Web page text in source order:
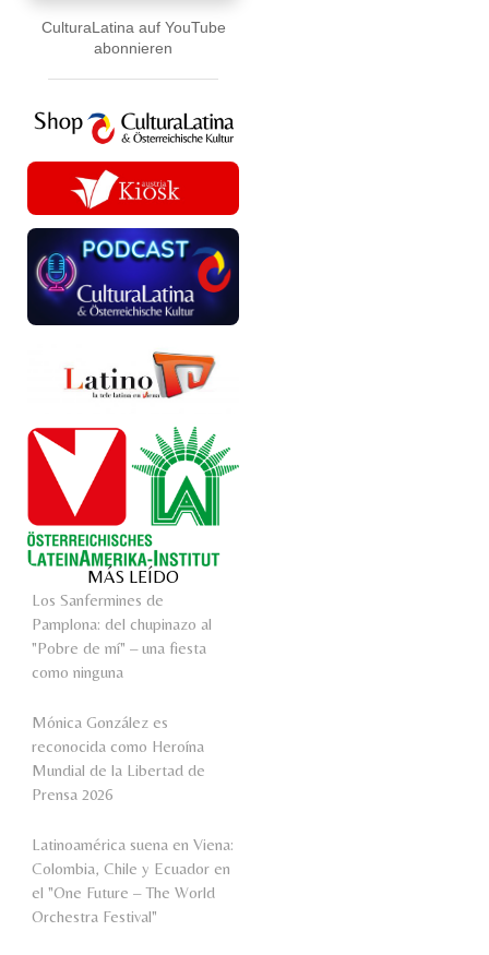
CulturaLatina auf YouTube
abonnieren
MÁS LEÍDO
Los Sanfermines de
Pamplona: del chupinazo al
"Pobre de mí" – una fiesta
como ninguna
Mónica González es
reconocida como Heroína
Mundial de la Libertad de
Prensa 2026
Latinoamérica suena en Viena:
Colombia, Chile y Ecuador en
el "One Future – The World
Orchestra Festival"